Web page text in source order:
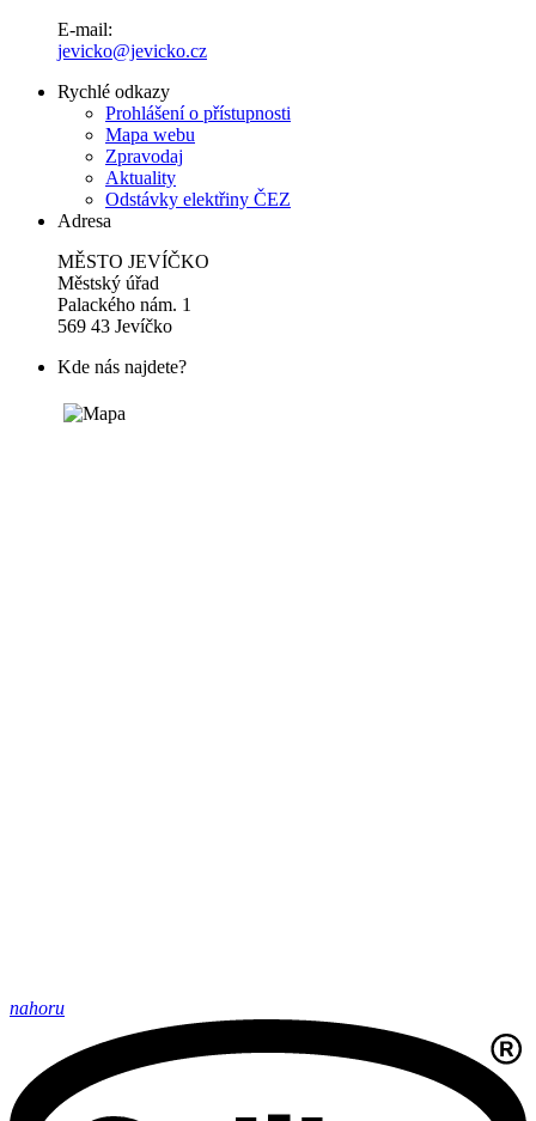
E-mail:
jevicko@jevicko.cz
Rychlé odkazy
Prohlášení o přístupnosti
Mapa webu
Zpravodaj
Aktuality
Odstávky elektřiny ČEZ
Adresa
MĚSTO JEVÍČKO
Městský úřad
Palackého nám. 1
569 43 Jevíčko
Kde nás najdete?
nahoru